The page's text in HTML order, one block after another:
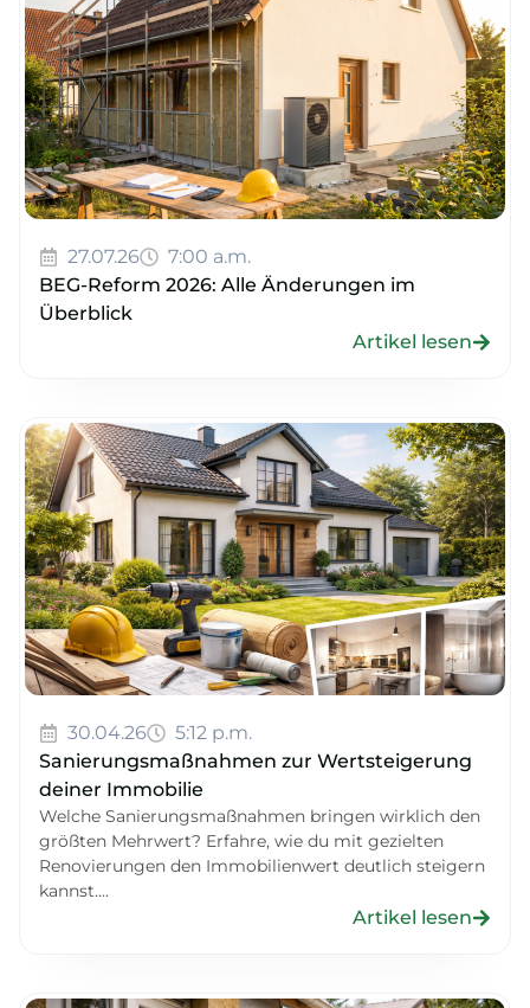
27.07.26
7:00 a.m.
BEG-Reform 2026: Alle Änderungen im
Überblick
Artikel lesen
30.04.26
5:12 p.m.
Sanierungsmaßnahmen zur Wertsteigerung
deiner Immobilie
Welche Sanierungsmaßnahmen bringen wirklich den
größten Mehrwert? Erfahre, wie du mit gezielten
Renovierungen den Immobilienwert deutlich steigern
kannst....
Artikel lesen